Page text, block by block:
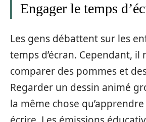
Engager le temps
Les gens débattent sur les
temps d’écran. Cependant, il
comparer des pommes et
Regarder un dessin animé
la même chose